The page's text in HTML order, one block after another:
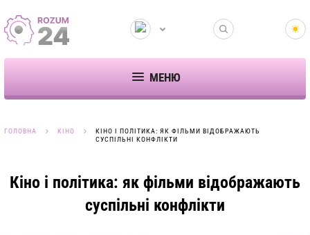
МЕНЮ
ГОЛОВНА КІНО
КІНО І ПОЛІТИКА: ЯК ФІЛЬМИ ВІДОБРАЖАЮТЬ
СУСПІЛЬНІ КОНФЛІКТИ
Кіно і політика: як фільми відображають
суспільні конфлікти